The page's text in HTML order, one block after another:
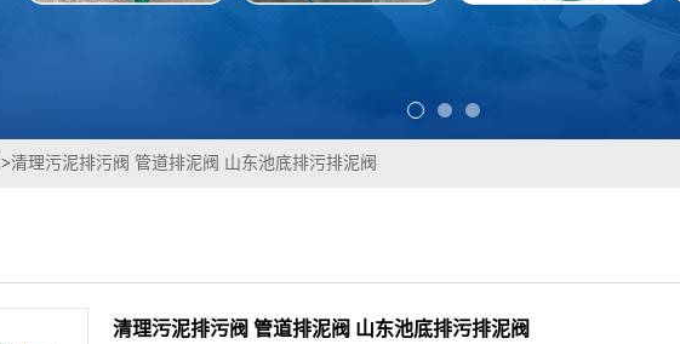
>清理污泥排污阀 管道排泥阀 山东池底排污排泥阀
清理污泥排污阀 管道排泥阀 山东池底排污排泥阀